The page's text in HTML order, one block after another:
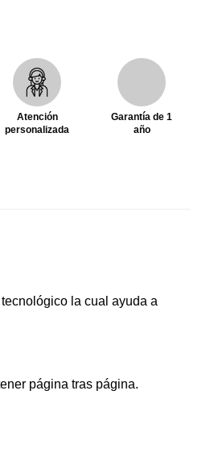
Atención
personalizada
Garantía de 1
año
la cual ayuda a
página tras página.